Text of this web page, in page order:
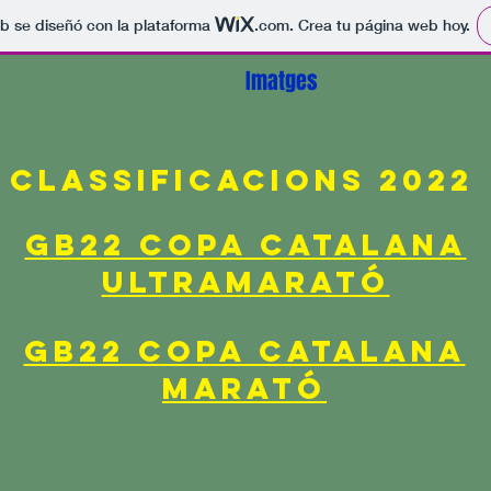
se diseñó con la plataforma .com. Crea tu página web hoy.
Imatges
en la inscripció:
classificacions 2022
GB22 COPA CATALANA
ULTRAMARATÓ
GB22 COPA CATALANA
MARATÓ